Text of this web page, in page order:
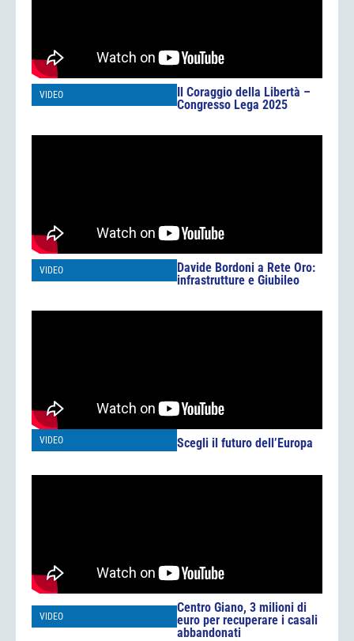
VIDEO
Il Coraggio della Libertà –
Congresso Lega 2025
VIDEO
Davide Bordoni a Rete Oro:
infrastrutture e Giubileo
VIDEO Scegli il futuro dell’Europa
VIDEO
Centro Giano, 3 milioni di
euro per recuperare i casali
abbandonati